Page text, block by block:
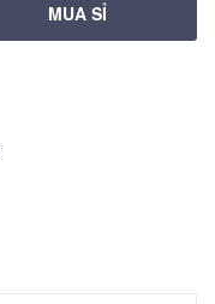
MUA SỈ